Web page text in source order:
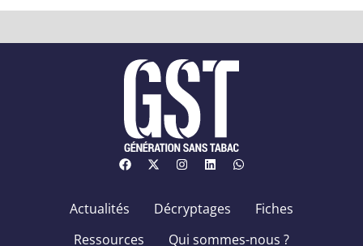
Actualités Décryptages
Fiches
Ressources
Qui sommes-nous ?